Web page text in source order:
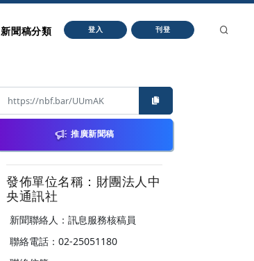
新聞稿分類 登入 刊登
推廣新聞稿
發佈單位名稱：財團法人中
央通訊社
新聞聯絡人：訊息服務核稿員
聯絡電話：02-25051180